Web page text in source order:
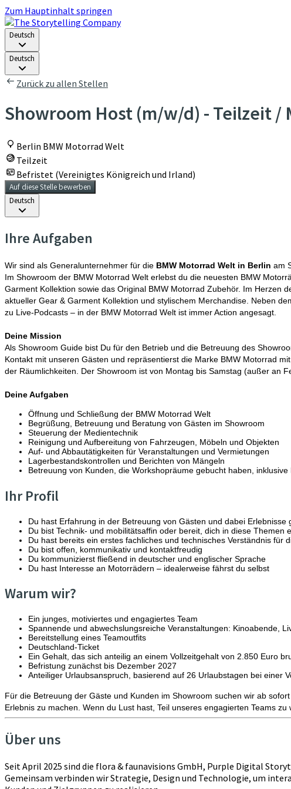
Zum Hauptinhalt springen
Deutsch
Deutsch
Zurück zu allen Stellen
Showroom Host (m/w/d) - Teilzeit /
Berlin BMW Motorrad Welt
Teilzeit
Befristet (Vereinigtes Königreich und Irland)
Auf diese Stelle bewerben
Deutsch
Ihre Aufgaben
Wir sind als Generalunternehmer für die BMW Motorrad Welt in Berlin am
Im Showroom der BMW Motorrad Welt erlebst du die neuesten BMW
Garment Kollektion sowie das Original BMW Motorrad Zubehör. Im Herzen
aktueller Gear & Garment Kollektion und stylischem Merchandise. Neben
zu Live-Podcasts – in der BMW Motorrad Welt ist immer Action angesagt.
Deine Mission
Als Showroom Guide bist Du für den Betrieb und die Betreuung des
Kontakt mit unseren Gästen und repräsentierst die Marke BMW Motorrad
der Räumlichkeiten. Der Showroom ist von Montag bis Samstag (außer an
Deine Aufgaben
Öffnung und Schließung der BMW Motorrad Welt
Begrüßung, Betreuung und Beratung von Gästen im Showroom
Steuerung der Medientechnik
Reinigung und Aufbereitung von Fahrzeugen, Möbeln und Objekten
Auf- und Abbautätigkeiten für Veranstaltungen und Vermietungen
Lagerbestandskontrollen und Berichten von Mängeln
Betreuung von Kunden, die Workshopräume gebucht haben, inklusive
Ihr Profil
Du hast Erfahrung in der Betreuung von Gästen und dabei Erlebnisse
Du bist Technik- und mobilitätsaffin oder bereit, dich in diese Themen
Du hast bereits ein erstes fachliches und technisches Verständnis
Du bist offen, kommunikativ und kontaktfreudig
Du kommunizierst fließend in deutscher und englischer Sprache
Du hast Interesse an Motorrädern – idealerweise fährst du selbst
Warum wir?
Ein junges, motiviertes und engagiertes Team
Spannende und abwechslungsreiche Veranstaltungen: Kinoabende,
Bereitstellung eines Teamoutfits
Deutschland-Ticket
Ein Gehalt, das sich anteilig an einem Vollzeitgehalt von 2.850 Euro
Befristung zunächst bis Dezember 2027
Anteiliger Urlaubsanspruch, basierend auf 26 Urlaubstagen bei einer
Für die Betreuung der Gäste und Kunden im Showroom suchen wir ab
Erlebnis zu machen. Wenn du Lust hast, Teil unseres engagierten Teams
Über uns
Seit April 2025 sind die flora & faunavisions GmbH, Purple Digital
Gemeinsam verbinden wir Strategie, Design und Technologie, um